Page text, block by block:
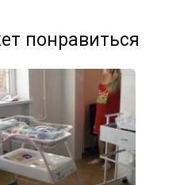
понравиться